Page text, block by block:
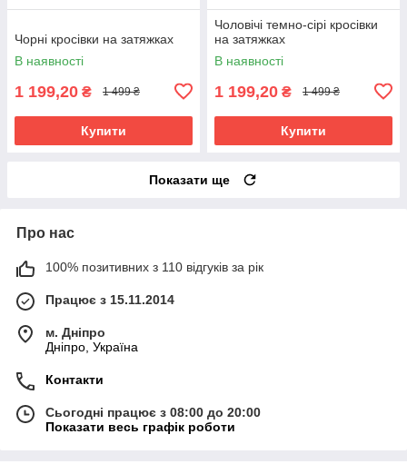
Чорні кросівки на затяжках
В наявності
1 199,20 ₴ 1 499 ₴
Купити
Чоловічі темно-сірі кросівки
на затяжках
В наявності
1 199,20 ₴ 1 499 ₴
Купити
Показати ще
Про нас
100% позитивних з 110 відгуків за рік
Працює з 15.11.2014
м. Дніпро
Дніпро, Україна
Контакти
Сьогодні працює з 08:00 до 20:00
Показати весь графік роботи